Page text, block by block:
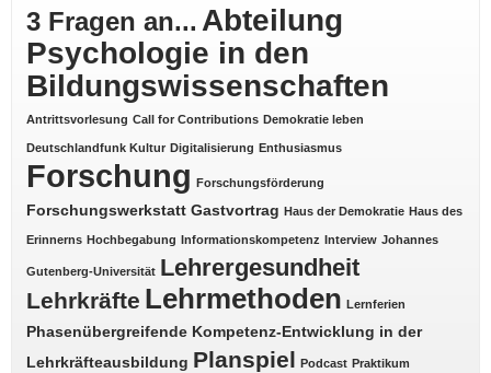
3 Fragen an... Abteilung
Psychologie in den
Bildungswissenschaften
Antrittsvorlesung Call for Contributions Demokratie leben
Deutschlandfunk Kultur Digitalisierung Enthusiasmus
Forschung Forschungsförderung
Forschungswerkstatt Gastvortrag Haus der Demokratie Haus des
Erinnerns Hochbegabung Informationskompetenz Interview Johannes
Gutenberg-Universität Lehrergesundheit
Lehrkräfte Lehrmethoden Lernferien
Phasenübergreifende Kompetenz-Entwicklung in der
Lehrkräfteausbildung Planspiel Podcast Praktikum